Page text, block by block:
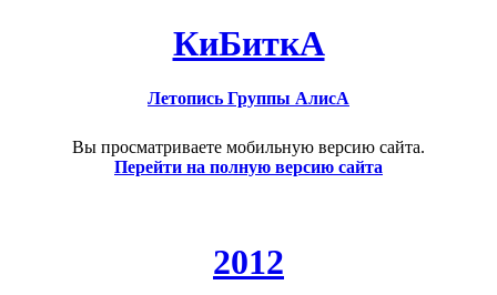
КиБиткА
Летопись Группы АлисА
Вы просматриваете мобильную версию сайта.
Перейти на полную версию сайта
2012